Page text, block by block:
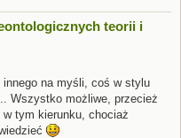
teorii i
innego na myśli, coś w stylu
Wszystko możliwe, przecież
w tym kierunku, chociaż